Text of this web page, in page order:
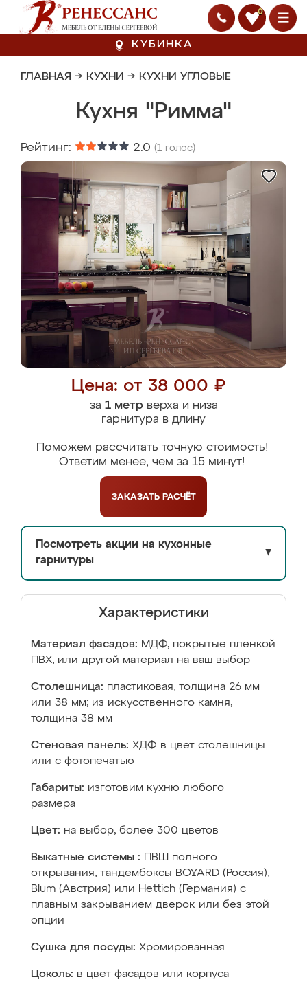
0
КУБИНКА
ГЛАВНАЯ → КУХНИ → КУХНИ УГЛОВЫЕ
Кухня "Римма"
Рейтинг: 2.0 (1 голос)
Цена: от 38 000 ₽
за 1 метрверха и низа
гарнитура в длину
Поможем рассчитать точную стоимость!
Ответим менее, чем за 15 минут!
ЗАКАЗАТЬ РАСЧЁТ
Посмотреть акции на кухонные
гарнитуры
▼
Характеристики
Материал фасадов: МДФ, покрытые плёнкой
ПВХ, или другой материал на ваш выбор
Столешница: пластиковая, толщина 26 мм
или 38 мм; из искусственного камня,
толщина 38 мм
Стеновая панель: ХДФ в цвет столешницы
или с фотопечатью
Габариты: изготовим кухню любого
размера
Цвет: на выбор, более 300 цветов
Выкатные системы :
ПВШ полного
открывания, тандембоксы BOYARD (Россия),
Blum (Австрия) или Hettich (Германия) с
плавным закрыванием дверок или без этой
опции
Сушка для посуды: Хромированная
Цоколь: в цвет фасадов или корпуса